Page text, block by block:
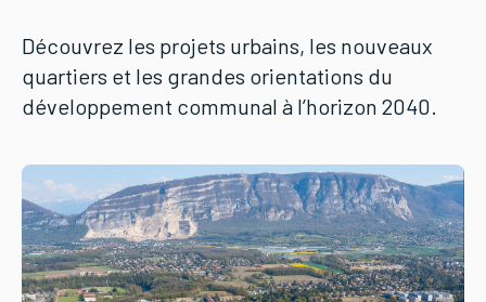
Découvrez les projets urbains, les nouveaux
quartiers et les grandes orientations du
développement communal à l’horizon 2040.